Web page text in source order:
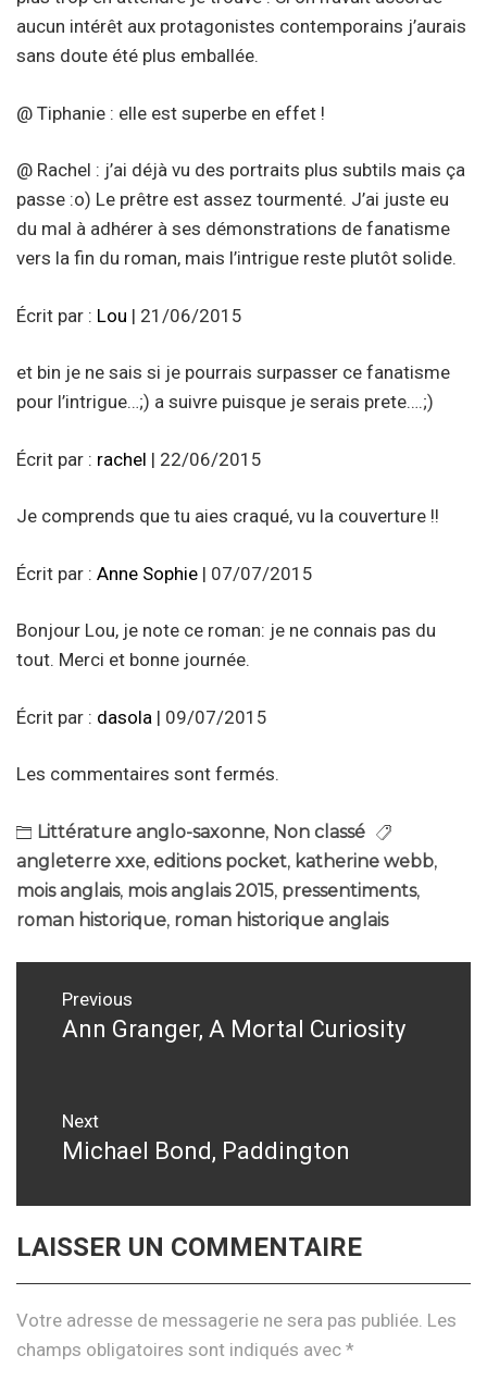
aucun intérêt aux protagonistes contemporains j’aurais
sans doute été plus emballée.
@ Tiphanie : elle est superbe en effet !
@ Rachel : j’ai déjà vu des portraits plus subtils mais ça
passe :o) Le prêtre est assez tourmenté. J’ai juste eu
du mal à adhérer à ses démonstrations de fanatisme
vers la fin du roman, mais l’intrigue reste plutôt solide.
Écrit par : Lou | 21/06/2015
et bin je ne sais si je pourrais surpasser ce fanatisme
pour l’intrigue…;) a suivre puisque je serais prete….;)
Écrit par : rachel | 22/06/2015
Je comprends que tu aies craqué, vu la couverture !!
Écrit par : Anne Sophie | 07/07/2015
Bonjour Lou, je note ce roman: je ne connais pas du
tout. Merci et bonne journée.
Écrit par : dasola | 09/07/2015
Les commentaires sont fermés.
Littérature anglo-saxonne, Non classé
angleterre xxe, editions pocket, katherine webb,
mois anglais, mois anglais 2015, pressentiments,
roman historique, roman historique anglais
Navigation
Previous
Previous
Ann Granger, A Mortal Curiosity
Next
Next
Michael Bond, Paddington
LAISSER UN COMMENTAIRE
Votre adresse de messagerie ne sera pas publiée. Les
champs obligatoires sont indiqués avec *